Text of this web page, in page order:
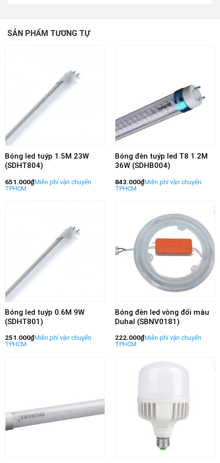
SẢN PHẨM TƯƠNG TỰ
Bóng led tuýp 1.5M 23W
(SDHT804)
651.000₫
Bóng đèn tuýp led T8 1.2M
36W (SDHB004)
843.000₫
Bóng led tuýp 0.6M 9W
(SDHT801)
251.000₫
Bóng đèn led vòng đổi màu
Duhal (SBNV0181)
222.000₫